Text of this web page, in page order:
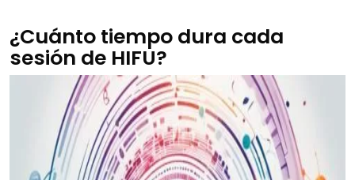
¿Cuánto tiempo dura cada
sesión de HIFU?